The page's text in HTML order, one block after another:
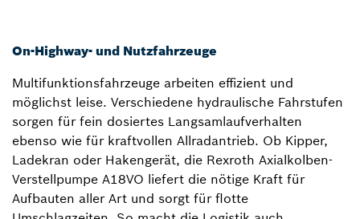
On-Highway- und Nutzfahrzeuge
Multifunktionsfahrzeuge arbeiten effizient und
möglichst leise. Verschiedene hydraulische Fahrstufen
sorgen für fein dosiertes Langsamlaufverhalten
ebenso wie für kraftvollen Allradantrieb. Ob Kipper,
Ladekran oder Hakengerät, die Rexroth Axialkolben-
Verstellpumpe A18VO liefert die nötige Kraft für
Aufbauten aller Art und sorgt für flotte